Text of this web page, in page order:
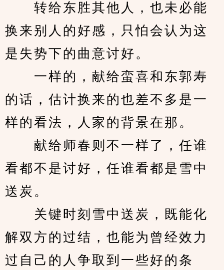
转给东胜其他人，也未必能
换来别人的好感，只怕会认为这
是失势下的曲意讨好。
一样的，献给蛮喜和东郭寿
的话，估计换来的也差不多是一
样的看法，人家的背景在那。
献给师春则不一样了，任谁
看都不是讨好，任谁看都是雪中
送炭。
关键时刻雪中送炭，既能化
解双方的过结，也能为曾经效力
过自己的人争取到一些好的条